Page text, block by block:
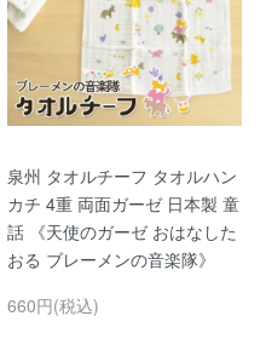
泉州 タオルチーフ タオルハン
カチ 4重 両面ガーゼ 日本製 童
話 《天使のガーゼ おはなした
おる ブレーメンの音楽隊》
660円(税込)